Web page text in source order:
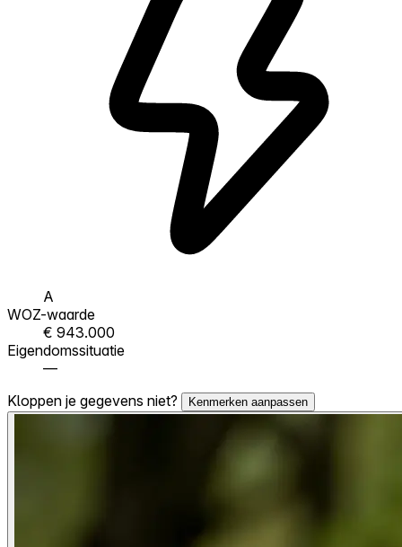
A
WOZ-waarde
€ 943.000
Eigendomssituatie
—
Kloppen je gegevens niet?
Kenmerken aanpassen